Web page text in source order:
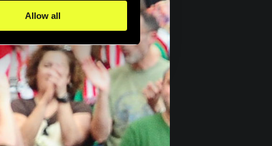
Allow all